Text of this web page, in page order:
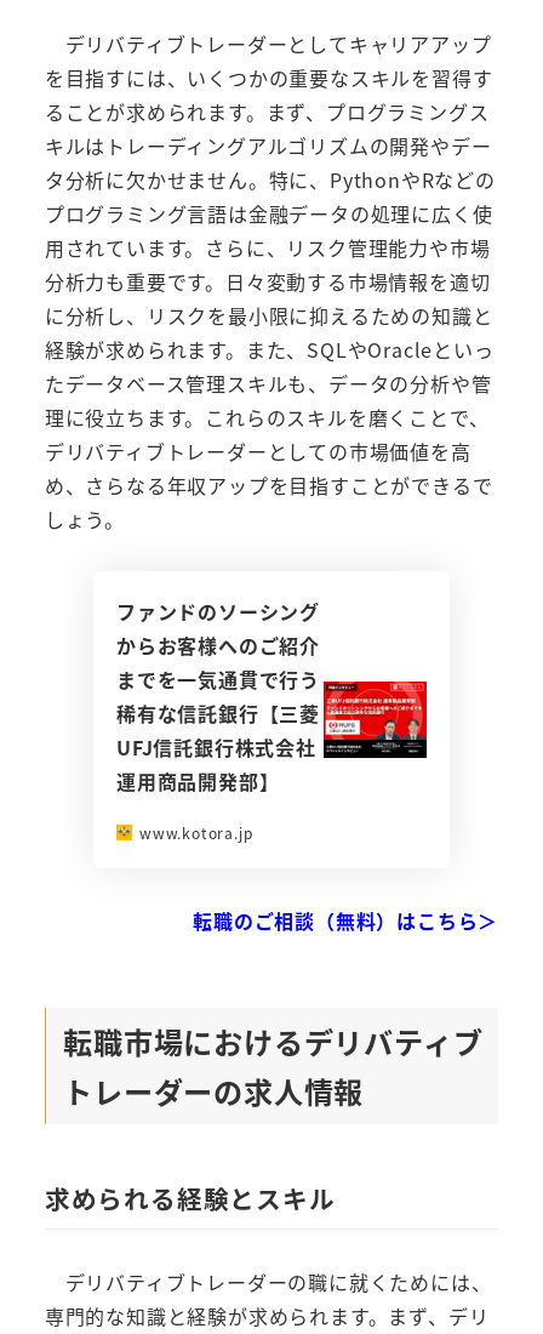
デリバティブトレーダーとしてキャリアアップ
を目指すには、いくつかの重要なスキルを習得す
ることが求められます。まず、プログラミングス
キルはトレーディングアルゴリズムの開発やデー
タ分析に欠かせません。特に、PythonやRなどの
プログラミング言語は金融データの処理に広く使
用されています。さらに、リスク管理能力や市場
分析力も重要です。日々変動する市場情報を適切
に分析し、リスクを最小限に抑えるための知識と
経験が求められます。また、SQLやOracleといっ
たデータベース管理スキルも、データの分析や管
理に役立ちます。これらのスキルを磨くことで、
デリバティブトレーダーとしての市場価値を高
め、さらなる年収アップを目指すことができるで
しょう。
ファンドのソーシング
からお客様へのご紹介
までを一気通貫で行う
稀有な信託銀行【三菱
UFJ信託銀行株式会社
運用商品開発部】
www.kotora.jp
転職のご相談（無料）はこちら＞
転職市場におけるデリバティブ
トレーダーの求人情報
求められる経験とスキル
デリバティブトレーダーの職に就くためには、
専門的な知識と経験が求められます。まず、デリ